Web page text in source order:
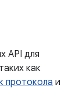
API для
как
протокола и